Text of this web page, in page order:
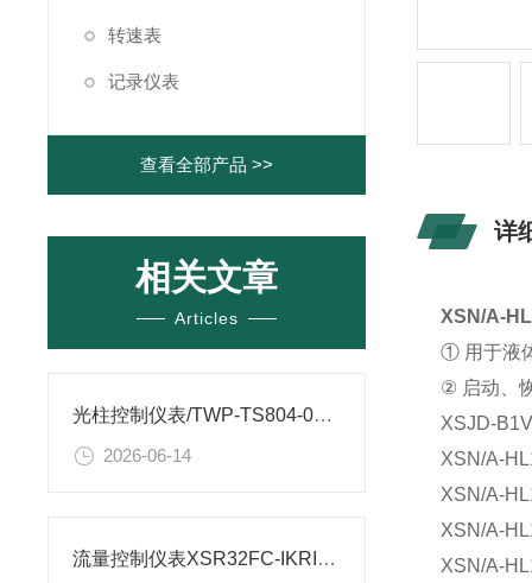
转速表
记录仪表
查看全部产品 >>
相关文章
Articles
光柱控制仪表/TWP-TS804-01-23-HL-P安装图纸
2026-06-14
流量控制仪表XSR32FC-IKRIA1B1B1M2V0安装尺寸
详
XSN/A-
① 用于液
② 启动、
XSJD-
XSN/A-
XSN/A-
XSN/A-
XSN/A-